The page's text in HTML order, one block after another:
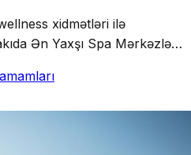
xidmətləri ilə
Ən Yaxşı Spa Mərkəzləri
məkandır.